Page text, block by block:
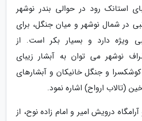
استانک رود در حوالی بندر نوشهر
در شمال نوشهر و میان جنگل، برای
ویژه دارد و بسیار بکر است. از
نوشهر می توان به آبشار زیبای
و جنگل خانیکان و آبشارهای
(تالاب ارواح) اشاره نمود.
درویش امیر و امام زاده نوح، از